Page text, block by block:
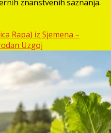
znanstvenih saznanja.
Rapa) iz Sjemena –
Uzgoj